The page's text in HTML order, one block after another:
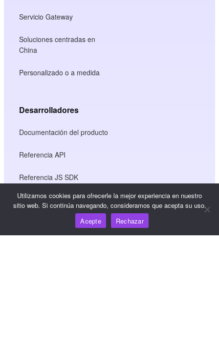
Servicio Gateway
Soluciones centradas en
China
Personalizado o a medida
Desarrolladores
Documentación del producto
Referencia API
Referencia JS SDK
Centro de conocimiento
Utilizamos cookies para ofrecerle la mejor experiencia en nuestro
sitio web. Si continúa navegando, consideramos que acepta su uso.
Acepte
Rechazar